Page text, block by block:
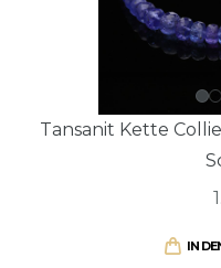
Tansanit Kette
IN